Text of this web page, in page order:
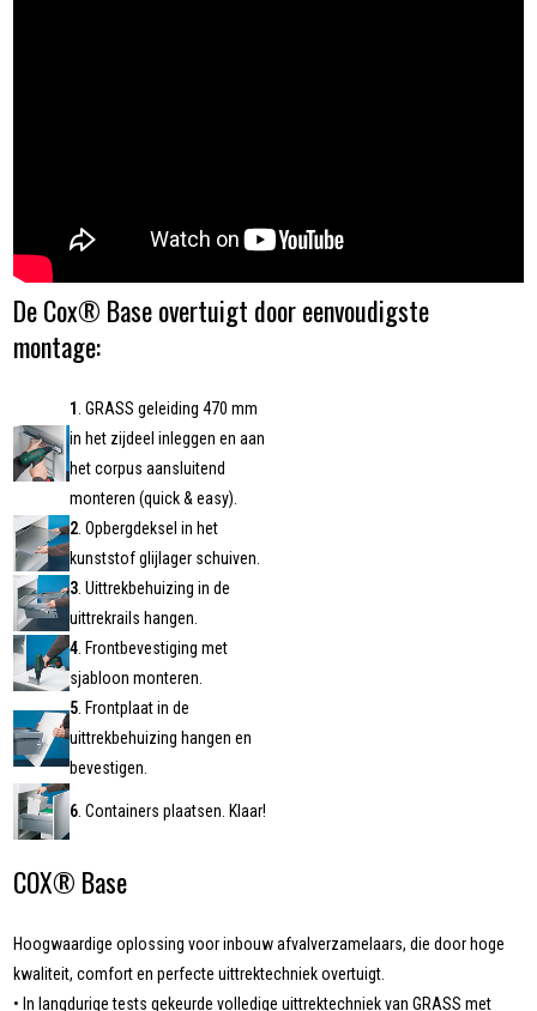
De Cox® Base overtuigt door eenvoudigste
montage:
1 . GRASS geleiding 470 mm
in het zijdeel inleggen en aan
het corpus aansluitend
monteren (quick & easy).
2. Opbergdeksel in het
kunststof glijlager schuiven.
3. Uittrekbehuizing in de
uittrekrails hangen.
4. Frontbevestiging met
sjabloon monteren.
5. Frontplaat in de
uittrekbehuizing hangen en
bevestigen.
6. Containers plaatsen. Klaar!
COX® Base
Hoogwaardige oplossing voor inbouw afvalverzamelaars, die door hoge
kwaliteit, comfort en perfecte uittrektechniek overtuigt.
• In langdurige tests gekeurde volledige uittrektechniek van GRASS met